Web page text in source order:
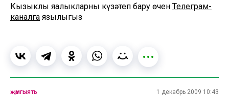
Кызыклы яңалыкларны күзәтеп бару өчен Телеграм-
каналга язылыгыз
җәмгыять 1 декабрь 2009 10:43